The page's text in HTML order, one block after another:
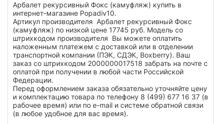
Арбалет рекурсивный Фокс (камуфляж) купить в
интернет-магазине Popadiv10.
Артикул производителя Арбалет рекурсивный Фокс
(камуфляж) по низкой цене 17745 руб. Модель со
штрихкодом производителя Вы можете оплатить
наложенным платежем с доставкой или в отделении
транспортной компании (ПЭК, СДЭК, Boxberry). Ваш
заказ со штрихкодом 2000000017518 забрать на почте с
оплатой при получении в любой части Российской
Федерации.
Перед оформлением заказа обязательно уточняйте цену
и комплектацию товара по телефону 8 (499) 677 16 37 (в
рабочее время) или по e-mail и системе обратной связи
(в любое удобное для вас время).